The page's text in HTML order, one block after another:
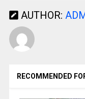
AUTHOR:
RECOMMENDED